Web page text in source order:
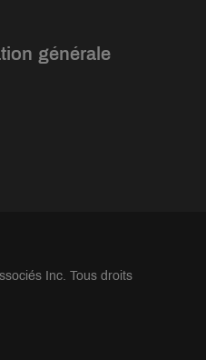
générale
Inc. Tous droits